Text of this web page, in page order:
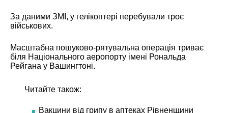
За даними ЗМІ, у гелікоптері перебували троє
військових.
Масштабна пошуково-рятувальна операція триває
біля Національного аеропорту імені Рональда
Рейгана у Вашингтоні.
Читайте також:
Вакцини від грипу в аптеках Рівненщини